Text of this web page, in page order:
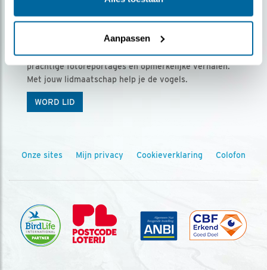
Aanpassen
Ontvang 5 x Vogels voor € 36,00 per jaar
Vogels is het tijdschrift voor onze leden, met
prachtige fotoreportages en opmerkelijke verhalen.
Met jouw lidmaatschap help je de vogels.
WORD LID
Onze sites Mijn privacy Cookieverklaring Colofon